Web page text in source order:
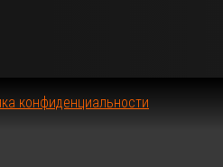
конфиденциальности